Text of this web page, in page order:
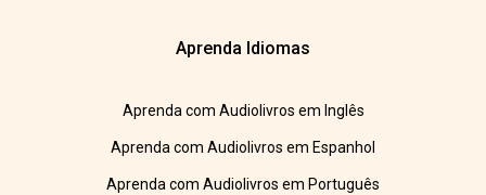
Aprenda Idiomas
Aprenda com Audiolivros em Inglês
Aprenda com Audiolivros em Espanhol
Aprenda com Audiolivros em Português